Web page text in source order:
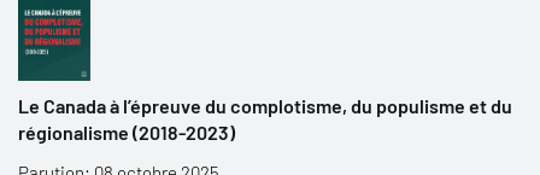
Le Canada à l’épreuve du complotisme, du populisme et du
régionalisme (2018-2023)